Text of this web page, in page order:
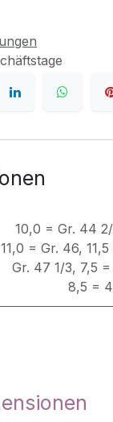
10,0 = Gr. 44
11,0 = Gr. 46,
Gr. 47 1/3, 7,5
8,5 =